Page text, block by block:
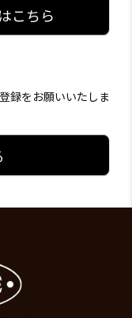
こちら
録をお願いいたしま